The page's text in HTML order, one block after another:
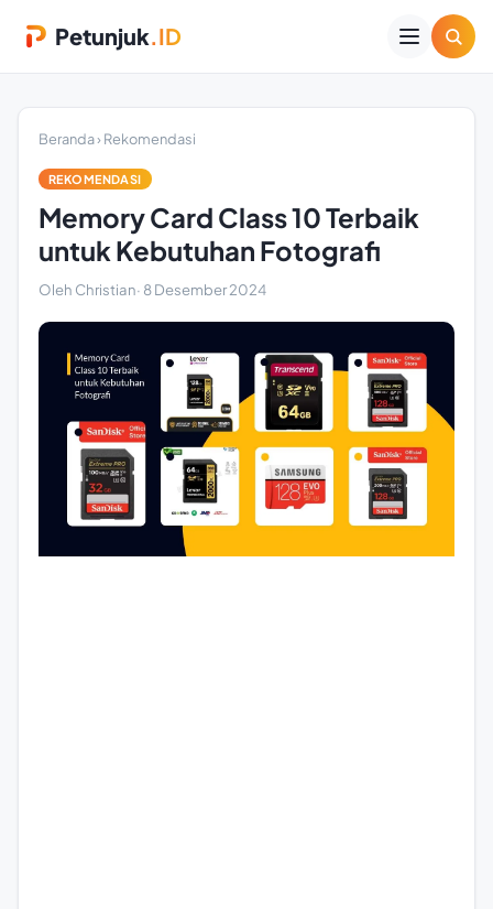
Petunjuk.ID
Beranda›Rekomendasi
REKOMENDASI
Memory Card Class 10 Terbaik
untuk Kebutuhan Fotografi
Oleh Christian· 8 Desember 2024